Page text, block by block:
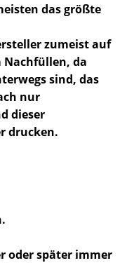
das größte
zumeist auf
Nachfüllen, da
sind, das
nur
dieser
drucken.
oder später immer